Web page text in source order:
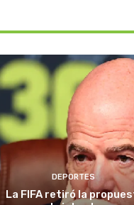
DEPORTES
La FIFA retiró la